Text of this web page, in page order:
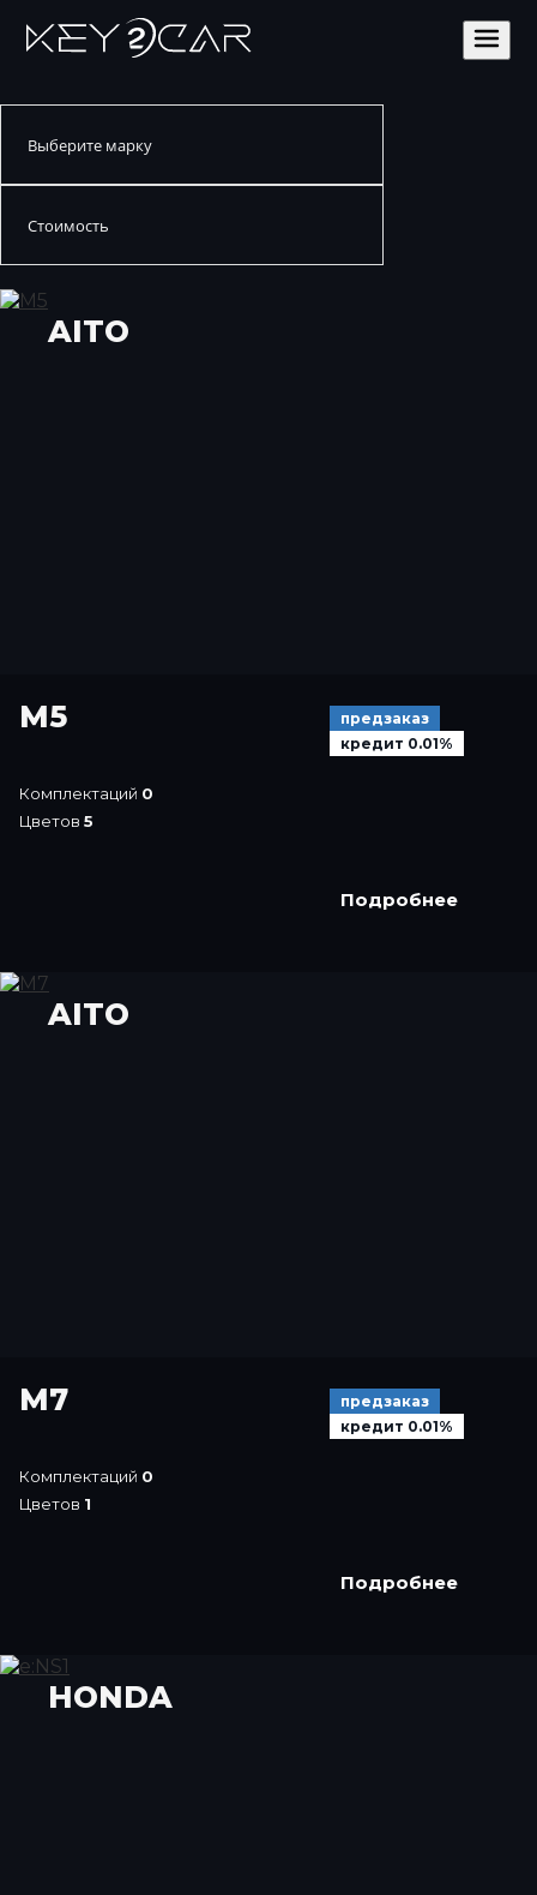
Выберите марку
Стоимость
AITO
M5
предзаказ
кредит 0.01%
Комплектаций 0
Цветов 5
Подробнее
AITO
M7
предзаказ
кредит 0.01%
Комплектаций 0
Цветов 1
Подробнее
HONDA